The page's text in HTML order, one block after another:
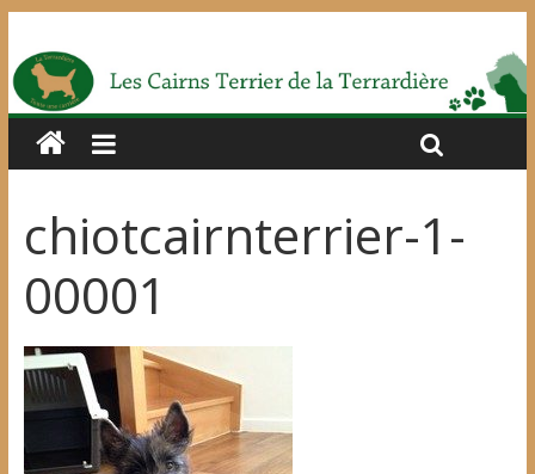
chiotcairnterrier-1-
00001